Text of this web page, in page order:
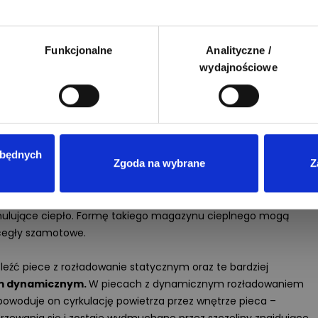
Funkcjonalne
Analityczne /
wydajnościowe
Zgoda na wybrane
do 31 marca), również pomiędzy 7:00, a 13:00,
od 19:00 do 22:00, zimą zaś, od 16:00 do 21:.00,
w godzinach: 13:00 – 19:00 i 22:00 – 7:00, zimą natomiast
i 21:00 – 7:00.
w automatykę sterująca fazami ładowania i rozładowania.
i akumuluje ciepło podczas fazy ładunku -
Aby to było możliwe, muszą mieć specjalną do tego celu
obudowy znajdziemy grzałki elektryczne, a wokół
ciepło. Formę takiego magazynu cieplnego mogą
szamotowe.
piece z rozładowanie statycznym oraz te bardziej
dynamicznym.W piecach z dynamicznym rozładowaniem
on cyrkulację powietrza przez wnętrze pieca –